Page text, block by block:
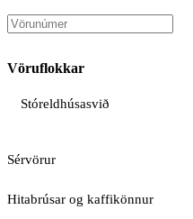
Vöruflokkar
Stóreldhúsasvið
Sérvörur
Hitabrúsar og kaffikönnur